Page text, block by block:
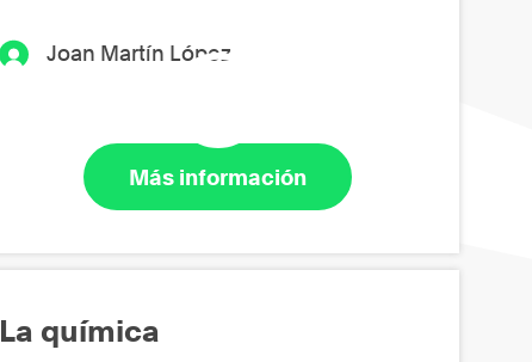
Joan Martín López
Más información
La química